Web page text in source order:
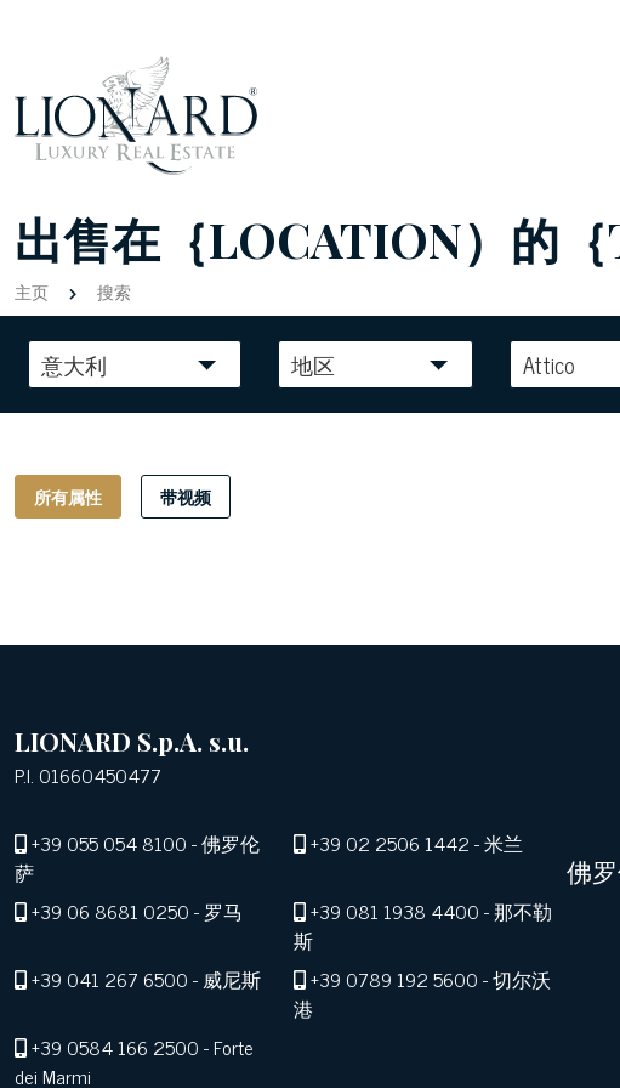
出售在｛LOCATION）的｛
主页 搜索
意大利 地区 Attico
所有属性 带视频
LIONARD S.p.A. s.u.
P.I. 01660450477
+39 055 054 8100- 佛罗伦
萨
+39 02 2506 1442- 米兰
+39 06 8681 0250- 罗马 +39 081 1938 4400- 那不勒
斯
+39 041 267 6500- 威尼斯 +39 0789 192 5600- 切尔沃
港
+39 0584 166 2500- Forte
dei Marmi
佛